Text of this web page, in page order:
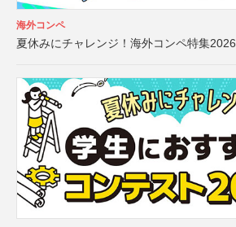
海外コンペ
夏休みにチャレンジ！海外コンペ特集2026